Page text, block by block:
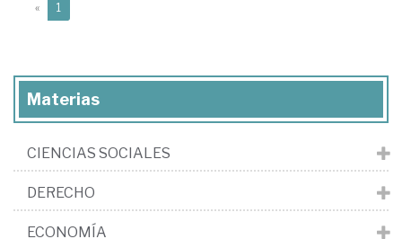
« 1
Materias
CIENCIAS SOCIALES
DERECHO
ECONOMÍA